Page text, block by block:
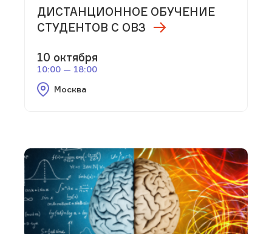
ДИСТАНЦИОННОЕ ОБУЧЕНИЕ
СТУДЕНТОВ С ОВЗ
10 октября
10:00 — 18:00
Москва